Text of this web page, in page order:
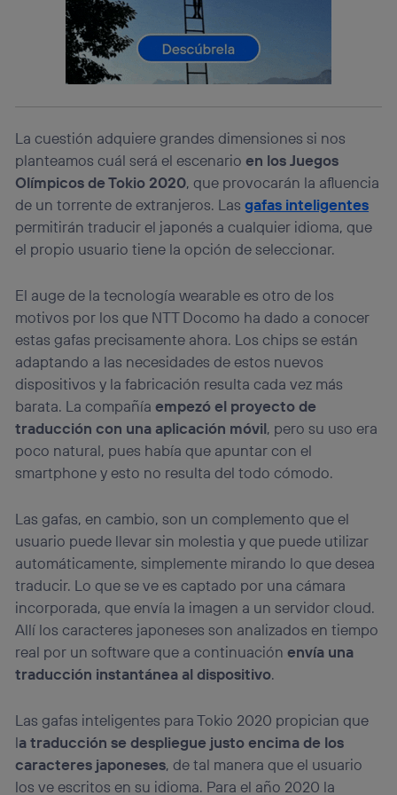
La cuestión adquiere grandes dimensiones si nos
planteamos cuál será el escenarioen los Juegos
Olímpicos de Tokio 2020, que provocarán la afluencia
de un torrente de extranjeros. Lasgafas inteligentes
permitirán traducir el japonés a cualquier idioma, que
el propio usuario tiene la opción de seleccionar.
El auge de la tecnología wearable es otro de los
motivos por los que NTT Docomo ha dado a conocer
estas gafas precisamente ahora. Los chips se están
adaptando a las necesidades de estos nuevos
dispositivos y la fabricación resulta cada vez más
barata. La compañíaempezó el proyecto de
traducción con una aplicación móvil, pero su uso era
poco natural, pues había que apuntar con el
smartphone y esto no resulta del todo cómodo.
Las gafas, en cambio, son un complemento que el
usuario puede llevar sin molestia y que puede utilizar
automáticamente, simplemente mirando lo que desea
traducir. Lo que se ve es captado por una cámara
incorporada, que envía la imagen a un servidor cloud.
Allí los caracteres japoneses son analizados en tiempo
real por un software que a continuaciónenvía una
traducción instantánea al dispositivo.
Las gafas inteligentes para Tokio 2020 propician que
la traducción se despliegue justo encima de los
caracteres japoneses, de tal manera que el usuario
los ve escritos en su idioma. Para el año 2020 la
actividades de navegación de los miembros del hogar
que hayan dado su consentimiento.
Si utilizasdatos móviles, el marketing será más
personalizado, ya que se basará únicamente en la
“Administrar Utiq” en la parte inferior de esta página web o
portal de privacidad de Utiq
(“consenthub”) . Para más información, consulta
la política de privacidad de Utiq.